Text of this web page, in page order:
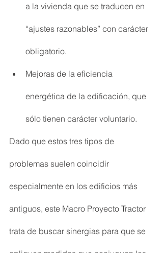
a la vivienda que se traducen en
“ajustes razonables” con carácter
obligatorio.
Mejoras de la eficiencia
energética de la edificación, que
sólo tienen carácter voluntario.
Dado que estos tres tipos de
problemas suelen coincidir
especialmente en los edificios más
antiguos, este Macro Proyecto Tractor
trata de buscar sinergias para que se